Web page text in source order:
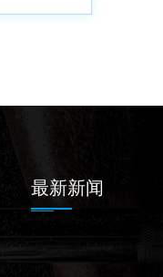
最新新闻